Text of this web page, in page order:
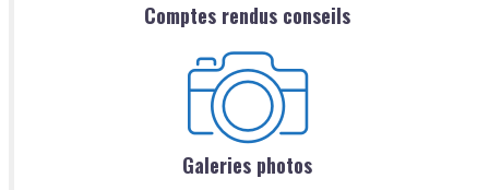
Comptes rendus conseils
Galeries photos